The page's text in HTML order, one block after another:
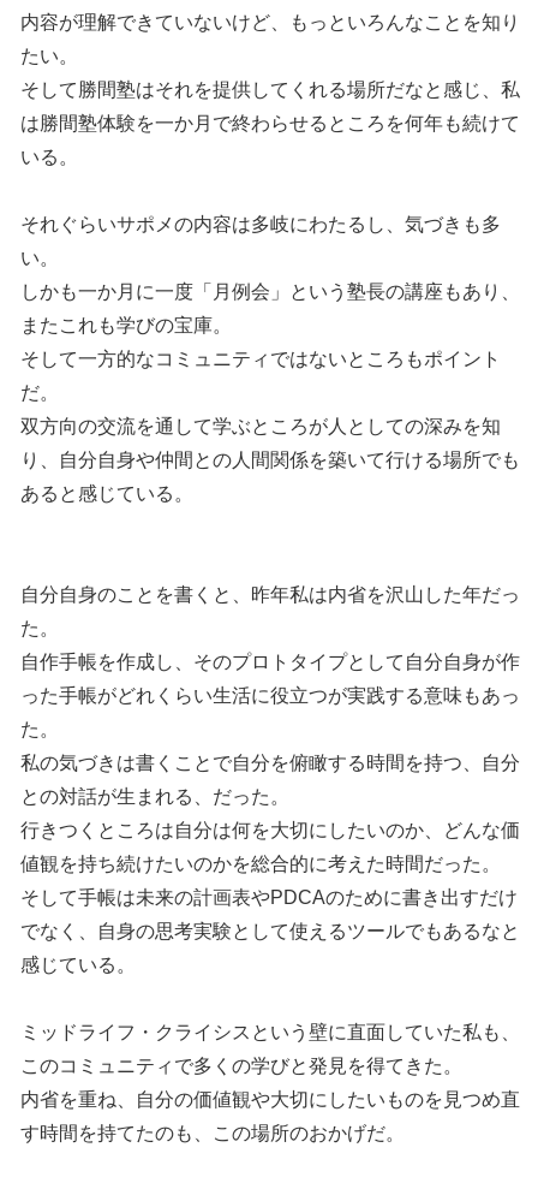
内容が理解できていないけど、もっといろんなことを知り
たい。
そして勝間塾はそれを提供してくれる場所だなと感じ、私
は勝間塾体験を一か月で終わらせるところを何年も続けて
いる。
それぐらいサポメの内容は多岐にわたるし、気づきも多
い。
しかも一か月に一度「月例会」という塾長の講座もあり、
またこれも学びの宝庫。
そして一方的なコミュニティではないところもポイント
だ。
双方向の交流を通して学ぶところが人としての深みを知
り、自分自身や仲間との人間関係を築いて行ける場所でも
あると感じている。
自分自身のことを書くと、昨年私は内省を沢山した年だっ
た。
自作手帳を作成し、そのプロトタイプとして自分自身が作
った手帳がどれくらい生活に役立つが実践する意味もあっ
た。
私の気づきは書くことで自分を俯瞰する時間を持つ、自分
との対話が生まれる、だった。
行きつくところは自分は何を大切にしたいのか、どんな価
値観を持ち続けたいのかを総合的に考えた時間だった。
そして手帳は未来の計画表やPDCAのために書き出すだけ
でなく、自身の思考実験として使えるツールでもあるなと
感じている。
ミッドライフ・クライシスという壁に直面していた私も、
このコミュニティで多くの学びと発見を得てきた。
内省を重ね、自分の価値観や大切にしたいものを見つめ直
す時間を持てたのも、この場所のおかげだ。